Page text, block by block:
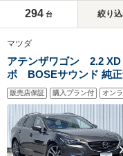
294 台 絞り
マツダ
アテンザワゴン 2.2 XD
ボ BOSEサウンド 純正
販売店保証 購入プラン付 オン